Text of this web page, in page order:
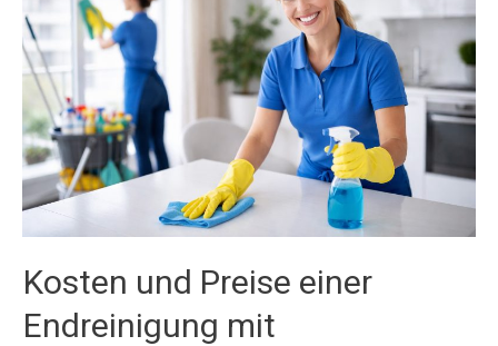
Kosten und Preise einer
Endreinigung mit